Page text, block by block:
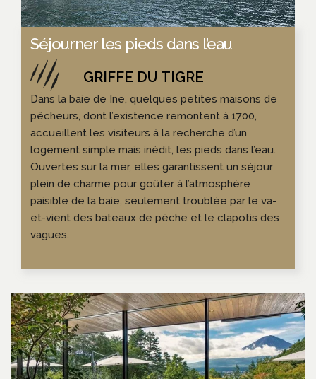
Séjourner les pieds dans l’eau
Dans la baie de Ine, quelques petites maisons de
pêcheurs, dont l’existence remontent à 1700,
accueillent les visiteurs à la recherche d’un
logement simple mais inédit, les pieds dans l’eau.
Ouvertes sur la mer, elles garantissent un séjour
plein de charme pour goûter à l’atmosphère
paisible de la baie, seulement troublée par le va-
et-vient des bateaux de pêche et le clapotis des
vagues.